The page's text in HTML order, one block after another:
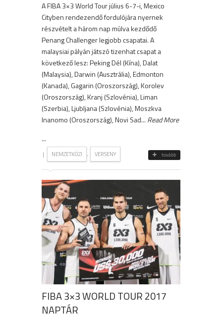
A FIBA 3×3 World Tour július 6-7-i, Mexico
Cityben rendezendő fordulójára nyernek
részvételt a három nap múlva kezdődő
Penang Challenger legjobb csapatai. A
malaysiai pályán játszó tizenhat csapat a
következő lesz: Peking Dél (Kína), Dalat
(Malaysia), Darwin (Ausztrália), Edmonton
(Kanada), Gagarin (Oroszország), Korolev
(Oroszország), Kranj (Szlovénia), Liman
(Szerbia), Ljubljana (Szlovénia), Moszkva
Inanomo (Oroszország), Novi Sad... Read More
...
| NEMZETKÖZI , VERSENY tovább
FIBA 3×3 WORLD TOUR 2017
NAPTÁR